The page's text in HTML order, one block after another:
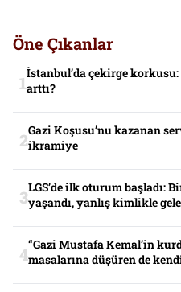
Öne Çıkanlar
İstanbul’da çekirge
arttı?
Gazi Koşusu’nu kazanan
ikramiye
LGS’de ilk oturum başladı:
yaşandı, yanlış kimlikle
“Gazi Mustafa Kemal’in
masalarına düşüren de